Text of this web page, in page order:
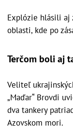
Explózie hlásili aj
oblasti, kde po
Terčom boli aj
Veliteľ
„Maďar“ Brovdi
dva tankery
Azovskom mori.